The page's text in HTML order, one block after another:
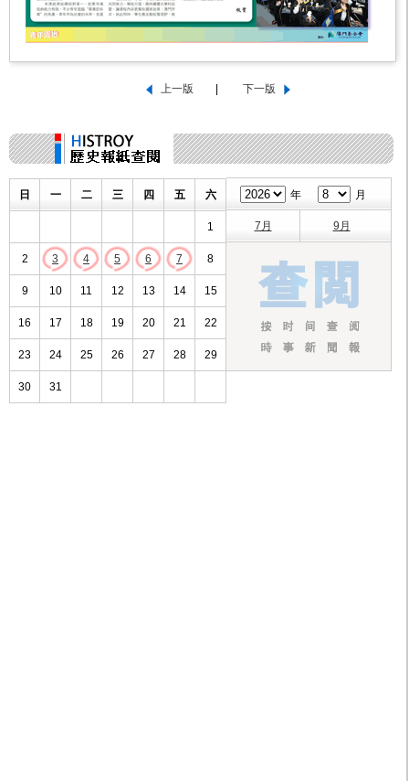
日 一 二 三 四 五 六
1
2 3 4 5 6 7 8
9 10 11 12 13 14 15
16 17 18 19 20 21 22
23 24 25 26 27 28 29
30 31
年 月
7月 9月